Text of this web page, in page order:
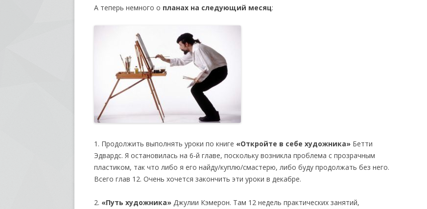
А теперь немного о планах на следующий месяц:
1. Продолжить выполнять уроки по книге «Откройте в себе художника» Бетти
Эдвардс. Я остановилась на 6-й главе, поскольку возникла проблема с прозрачным
пластиком, так что либо я его найду/куплю/смастерю, либо буду продолжать без него.
Всего глав 12. Очень хочется закончить эти уроки в декабре.
2. «Путь художника» Джулии Кэмерон. Там 12 недель практических занятий,